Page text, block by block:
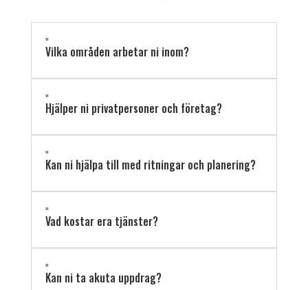
"
Vilka områden arbetar ni inom?
"
Hjälper ni privatpersoner och företag?
"
Kan ni hjälpa till med ritningar och planering?
"
Vad kostar era tjänster?
"
Kan ni ta akuta uppdrag?